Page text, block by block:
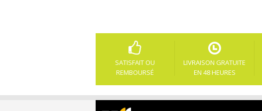
SATISFAIT OU
REMBOURSÉ
LIVRAISON GRATUITE
EN 48 HEURES